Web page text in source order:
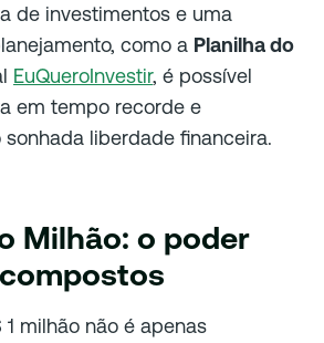
de investimentos e uma
como a Planilha do
EuQueroInvestir, é possível
em tempo recorde e
liberdade financeira.
Milhão: o poder
milhão não é apenas